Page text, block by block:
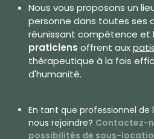
Nous vous proposons un
personne dans toutes ses
réunissant compétence et
praticiens offrent aux
thérapeutique à la fois
d'humanité.
En tant que professionnel de
nous rejoindre? Contactez-
possibilités de sous-